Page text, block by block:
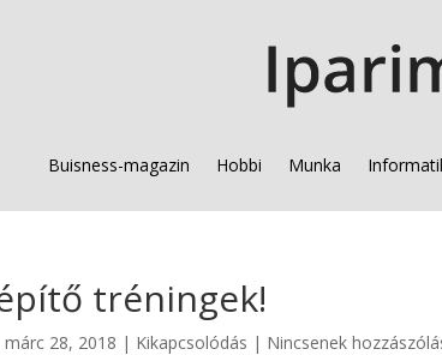
Buisness-magazin Hobbi Munka
tréningek!
márc 28, 2018 | Kikapcsolódás | Nincsenek